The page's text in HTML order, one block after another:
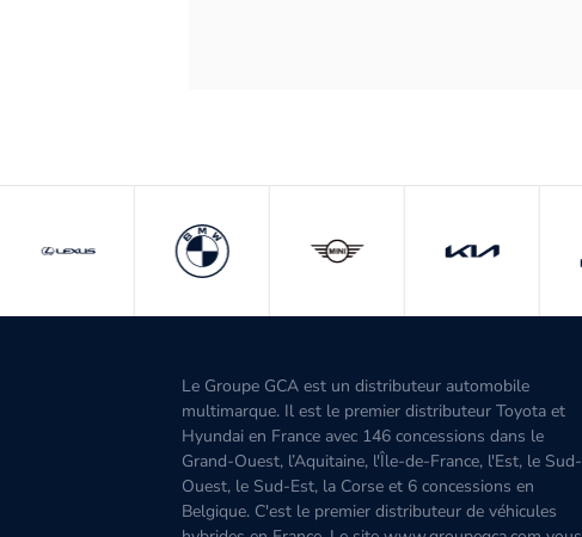
Le Groupe GCA est un distributeur automobile
multimarque. Il est le premier distributeur Toyota et
Hyundai en France avec 146 concessions dans le
Grand-Ouest, l’Aquitaine, l'Île-de-France, l'Est, le Sud-
Ouest, le Sud-Est, la Corse et 6 concessions en
Belgique. C'est le premier distributeur de véhicules